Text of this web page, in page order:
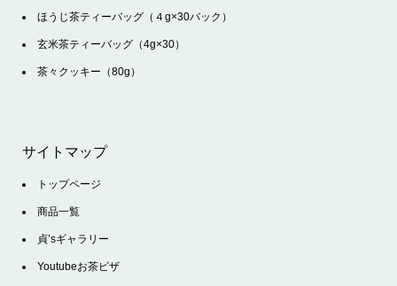
ほうじ茶ティーバッグ（４g×30バック）
玄米茶ティーバッグ（4g×30）
茶々クッキー（80g）
サイトマップ
トップページ
商品一覧
貞’sギャラリー
Youtubeお茶ピザ